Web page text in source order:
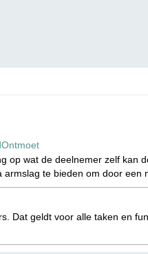
op wat de deelnemer zelf kan
te bieden om door een
Dat geldt voor alle taken en